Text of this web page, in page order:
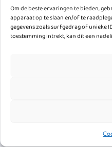
Om de beste ervaringen te bieden,
apparaat op te slaan en/of te
gegevens zoals surfgedrag of unieke
toestemming intrekt, kan dit een
Stichting 11VA beheert
georganiseerd worden
stichting de hoogte van
Statutair is de stichting